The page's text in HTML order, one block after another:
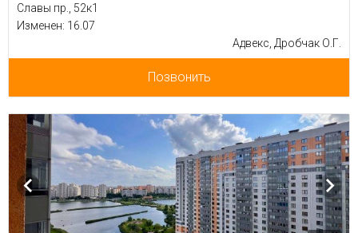
Славы пр., 52к1
Изменен: 16.07
Адвекс, Дробчак О.Г.
Позвонить